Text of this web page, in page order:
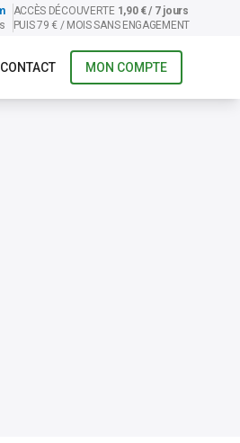
ACCÈS DÉCOUVERTE 1,90 € / 7 jours
PUIS 79 € / MOIS SANS ENGAGEMENT
CONTACT MON COMPTE